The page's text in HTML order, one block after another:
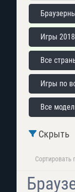
Игры
Все
Игры по
Все
Скрыть
Сортировать